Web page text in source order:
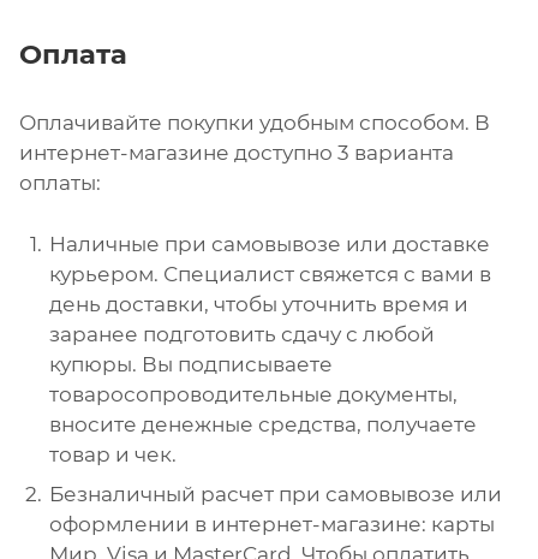
Оплата
Оплачивайте покупки удобным способом. В
интернет-магазине доступно 3 варианта
оплаты:
Наличные при самовывозе или доставке
курьером. Специалист свяжется с вами в
день доставки, чтобы уточнить время и
заранее подготовить сдачу с любой
купюры. Вы подписываете
товаросопроводительные документы,
вносите денежные средства, получаете
товар и чек.
Безналичный расчет при самовывозе или
оформлении в интернет-магазине: карты